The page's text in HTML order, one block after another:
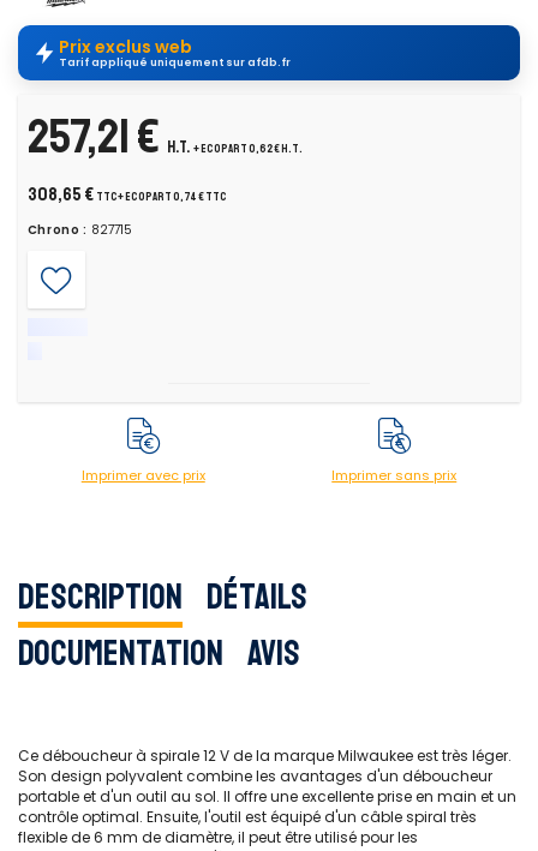
Prix exclus web
Tarif appliqué uniquement sur afdb.fr
257,21 € H.T. + ecopart 0,62 € H.T.
308,65 € TTC+ ecopart 0,74 € TTC
Chrono : 827715
Imprimer avec prix Imprimer sans prix
Description Détails
Documentation Avis
Ce déboucheur à spirale 12 V de la marque Milwaukee est très léger.
Son design polyvalent combine les avantages d'un déboucheur
portable et d'un outil au sol. Il offre une excellente prise en main et un
contrôle optimal. Ensuite, l'outil est équipé d'un câble spiral très
flexible de 6 mm de diamètre, il peut être utilisé pour les